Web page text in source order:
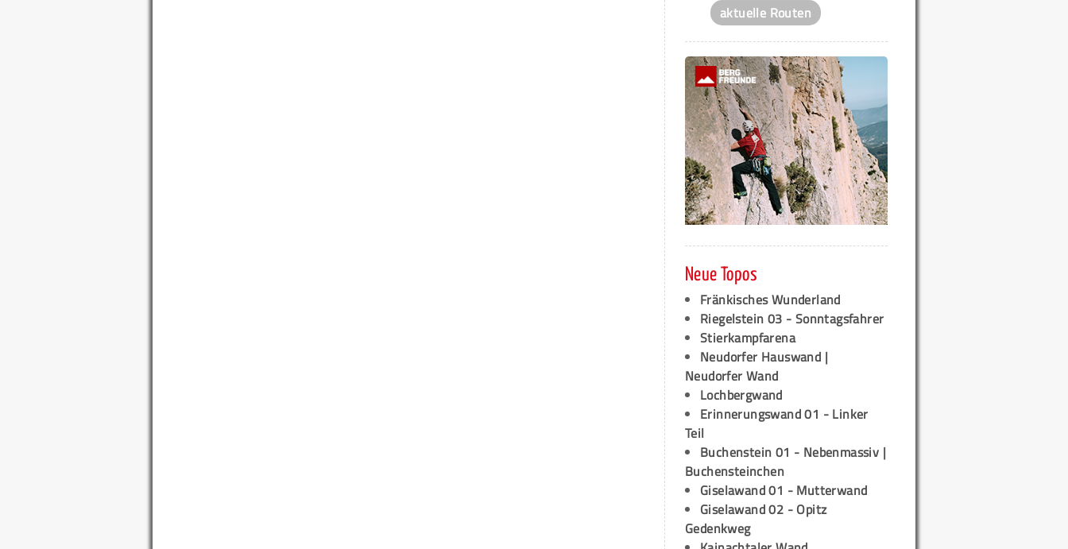
aktuelle Routen
Neue Topos
Fränkisches Wunderland
Riegelstein 03 - Sonntagsfahrer
Stierkampfarena
Neudorfer Hauswand |
Neudorfer Wand
Lochbergwand
Erinnerungswand 01 - Linker
Teil
Buchenstein 01 - Nebenmassiv |
Buchensteinchen
Giselawand 01 - Mutterwand
Giselawand 02 - Opitz
Gedenkweg